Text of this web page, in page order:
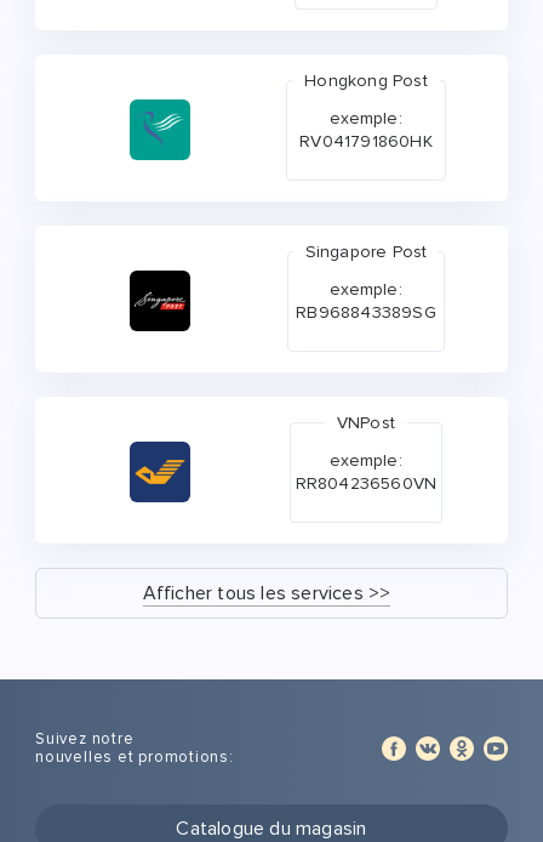
Hongkong Post
exemple:
RV041791860HK
Singapore Post
exemple:
RB968843389SG
VNPost
exemple:
RR804236560VN
Afficher tous les services >>
Catalogue du magasin
Suivez notre
nouvelles et promotions: